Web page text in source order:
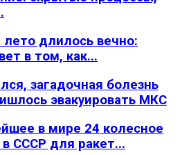
длилось вечно:
в том, как...
загадочная болезнь
эвакуировать МКС
в мире 24 колесное
СССР для ракет...